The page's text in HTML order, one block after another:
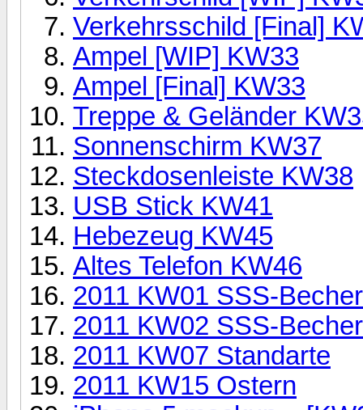
Verkehrsschild [Final]
Ampel [WIP] KW33
Ampel [Final] KW33
Treppe & Geländer
Sonnenschirm KW37
Steckdosenleiste KW38
USB Stick KW41
Hebezeug KW45
Altes Telefon KW46
2011 KW01 SSS-
2011 KW02 SSS-
2011 KW07 Standarte
2011 KW15 Ostern